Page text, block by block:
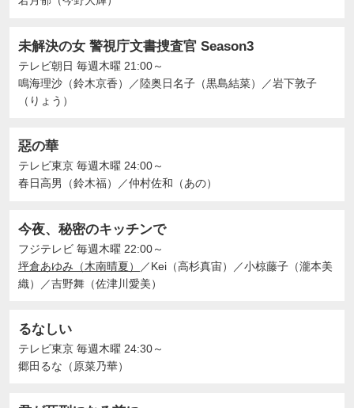
未解決の女 警視庁文書捜査官 Season3
テレビ朝日 毎週木曜 21:00～
鳴海理沙（鈴木京香）
／陸奥日名子（黒島結菜） ／岩下敦子
（りょう）
惡の華
テレビ東京 毎週木曜 24:00～
春日高男（鈴木福）
／仲村佐和（あの）
今夜、秘密のキッチンで
フジテレビ 毎週木曜 22:00～
坪倉あゆみ（木南晴夏）
／Kei（高杉真宙） ／小椋藤子（瀧本美
織）
／吉野舞（佐津川愛美）
るなしい
テレビ東京 毎週木曜 24:30～
郷田るな（原菜乃華）